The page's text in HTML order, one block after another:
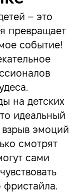
– это
превращает
событие!
на детских
идеальный
эмоций
смотрят
сами
фристайла.